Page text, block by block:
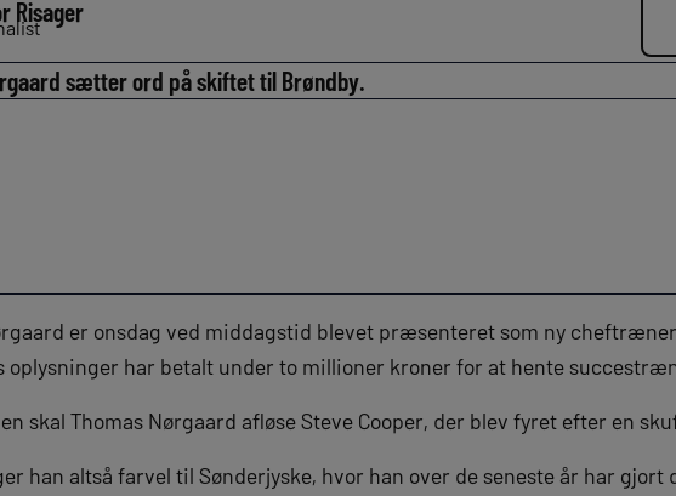
Risager
sætter ord på skiftet til Brøndby.
er onsdag ved middagstid blevet præsenteret som ny
oplysninger har betalt under to millioner kroner for at hente
skal Thomas Nørgaard afløse Steve Cooper, der blev fyret efter en
han altså farvel til Sønderjyske, hvor han over de seneste år har gjort